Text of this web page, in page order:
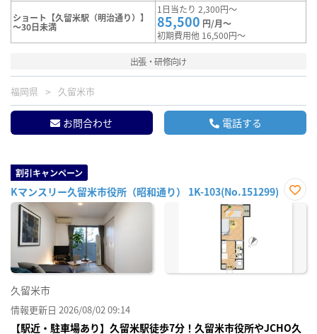
ショート【久留米駅（明治通り）】
～30日未満
1日当たり 2,300円～
85,500 円/月～
初期費用他 16,500円～
出張・研修向け
福岡県 久留米市
お問合わせ 電話する
割引キャンペーン
Kマンスリー久留米市役所（昭和通り） 1K-103(No.151299)
お気
久留米市
情報更新日 2026/08/02 09:14
【駅近・駐車場あり】久留米駅徒歩7分！久留米市役所やJCHO久